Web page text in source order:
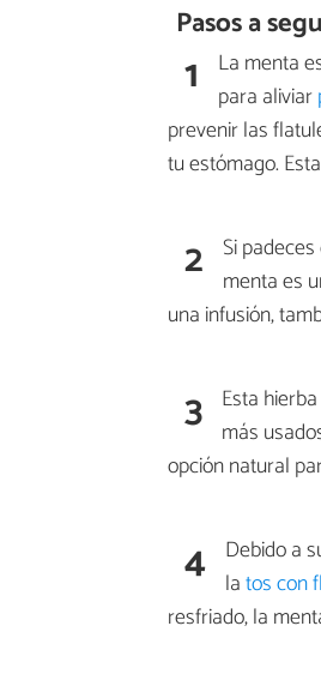
Pasos a
1
La menta
para aliviar
prevenir las
tu estómago.
2 Si
menta es
una infusión,
3 Esta
más
opción natural
4 Debido a
latos con
resfriado, la